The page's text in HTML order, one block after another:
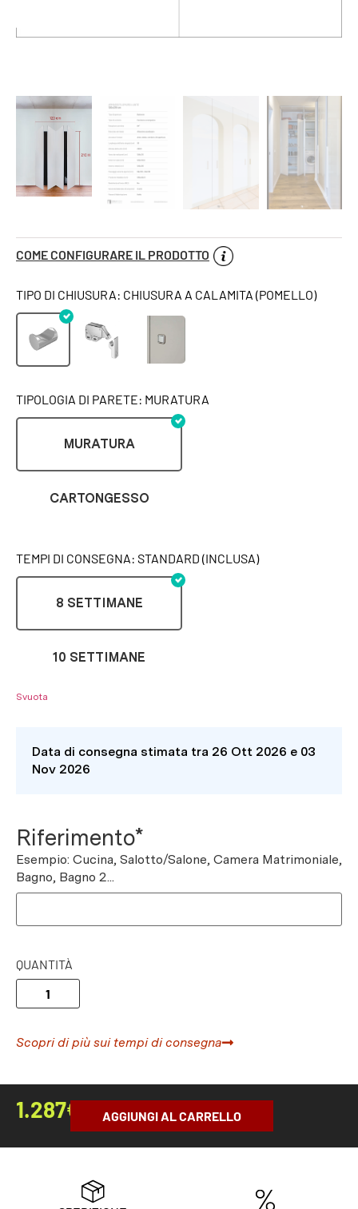
COME CONFIGURARE IL PRODOTTO
TIPO DI CHIUSURA: CHIUSURA A CALAMITA (POMELLO)
TIPOLOGIA DI PARETE: MURATURA
MURATURA
CARTONGESSO
TEMPI DI CONSEGNA: STANDARD (INCLUSA)
8 SETTIMANE
10 SETTIMANE
Svuota
Data di consegna stimata tra 26 Ott 2026 e 03
Nov 2026
Riferimento*
Esempio: Cucina, Salotto/Salone, Camera Matrimoniale,
Bagno, Bagno 2...
QUANTITÀ
Scopri di più sui tempi di consegna
1.287€ AGGIUNGI AL CARRELLO